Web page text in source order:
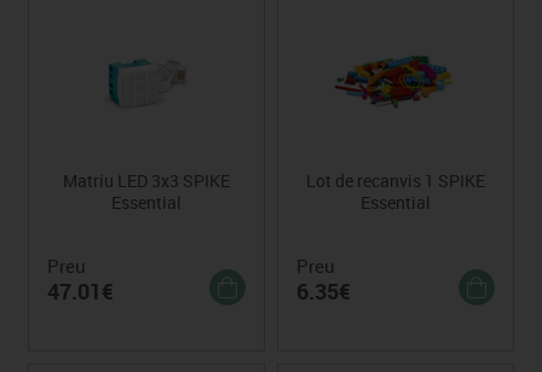
Matriu LED 3x3 SPIKE
Essential
Preu
47.01€
Lot de recanvis 1 SPIKE
Essential
Preu
6.35€